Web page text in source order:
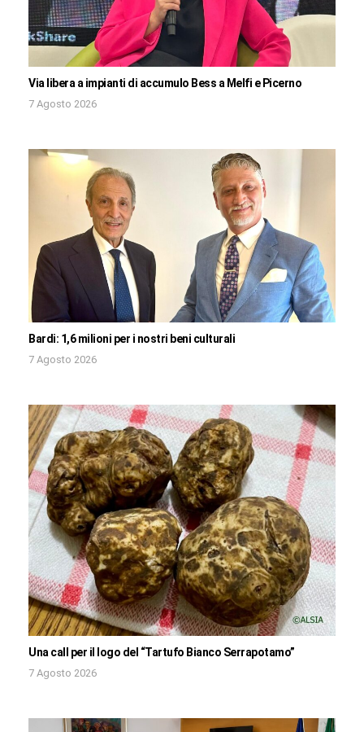
Via libera a impianti di accumulo Bess a Melfi e Picerno
7 Agosto 2026
Bardi: 1,6 milioni per i nostri beni culturali
7 Agosto 2026
Una call per il logo del “Tartufo Bianco Serrapotamo”
7 Agosto 2026